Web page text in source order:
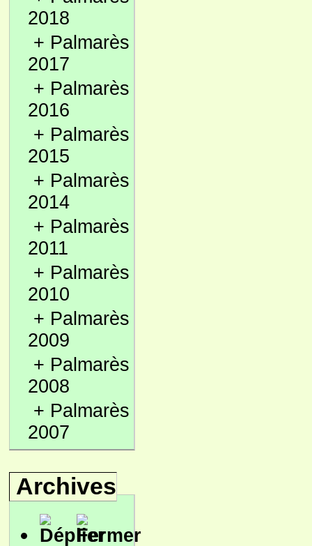
2018
+ Palmarès
2017
+ Palmarès
2016
+ Palmarès
2015
+ Palmarès
2014
+ Palmarès
2011
+ Palmarès
2010
+ Palmarès
2009
+ Palmarès
2008
+ Palmarès
2007
Archives